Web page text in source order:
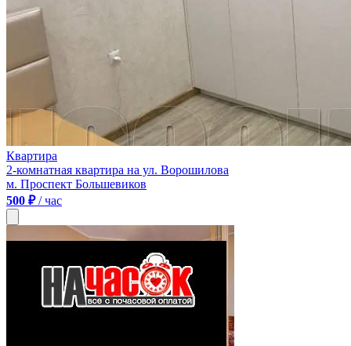
Квартира
2-комнатная квартира на ул. Ворошилова
м. Проспект Большевиков
500 ₽/ час